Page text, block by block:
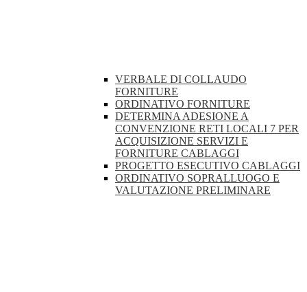
VERBALE DI COLLAUDO
FORNITURE
ORDINATIVO FORNITURE
DETERMINA ADESIONE A
CONVENZIONE RETI LOCALI 7 PER
ACQUISIZIONE SERVIZI E
FORNITURE CABLAGGI
PROGETTO ESECUTIVO CABLAGGI
ORDINATIVO SOPRALLUOGO E
VALUTAZIONE PRELIMINARE